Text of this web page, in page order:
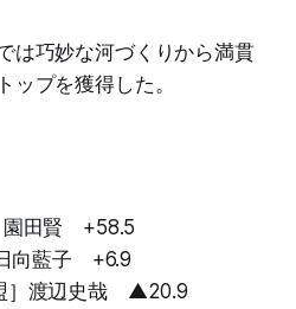
は巧妙な河づくりから満貫
ップを獲得した。
園田賢 +58.5
向藍子 +6.9
］渡辺史哉 ▲20.9